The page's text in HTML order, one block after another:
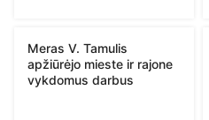
Meras V. Tamulis
apžiūrėjo mieste ir rajone
vykdomus darbus